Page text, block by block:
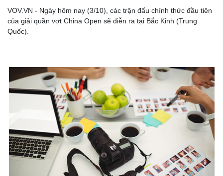
VOV.VN - Ngày hôm nay (3/10), các trận đấu chính thức đầu tiên
của giải quần vợt China Open sẽ diễn ra tại Bắc Kinh (Trung
Quốc).